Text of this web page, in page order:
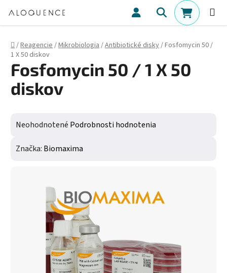
Hľadať
Domov
/Reagencie/Mikrobiologia/Antibiotické disky/Fosfomycin 50 /
1 X 50 diskov
Fosfomycin 50 / 1 X 50
diskov
Priemerné hodnotenie produktu je 0,0 z 5 hviezdičiek.
Neohodnotené Podrobnosti hodnotenia
Značka: Biomaxima